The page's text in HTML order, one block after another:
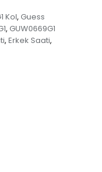
Kol, Guess
, GUW0669G1
, Erkek Saati,